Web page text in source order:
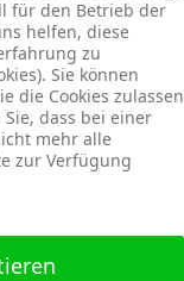
für den Betrieb der
helfen, diese
zu
Sie können
die Cookies zulassen
dass bei einer
mehr alle
zur Verfügung